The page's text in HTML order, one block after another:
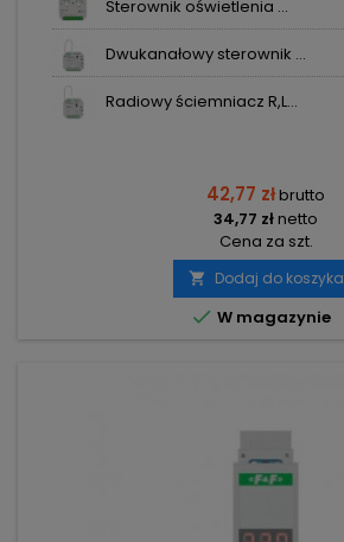
Sterownik oświetlenia ...
Dwukanałowy sterownik ...
Radiowy ściemniacz R,L...
42,77 złbrutto
34,77 złnetto
Cena za szt.
 Dodaj do koszyka
 W magazynie